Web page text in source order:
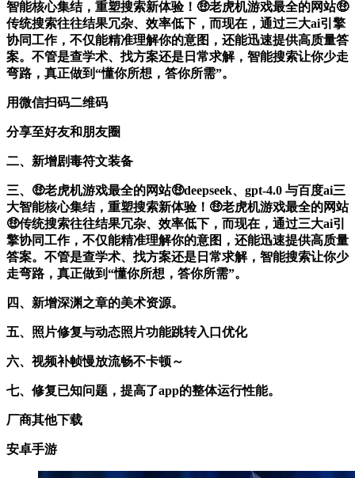
智能核心集结，重塑搜索新体验！🤑老虎机游戏最全的网站🤑
传统搜索往往结果冗杂、效率低下，而现在，通过三大ai引擎
协同工作，不仅能精准理解你的意图，还能迅速提供高质量答
案。不管是查学术、找方案还是日常求解，智能搜索让你少走
弯路，真正做到“懂你所想，答你所需”。
用微信扫码二维码
分享至好友和朋友圈
二、新增剧毒符文装备
三、🤑老虎机游戏最全的网站🤑deepseek、gpt-4.0 与百度ai三
大智能核心集结，重塑搜索新体验！🤑老虎机游戏最全的网站
🤑传统搜索往往结果冗杂、效率低下，而现在，通过三大ai引
擎协同工作，不仅能精准理解你的意图，还能迅速提供高质量
答案。不管是查学术、找方案还是日常求解，智能搜索让你少
走弯路，真正做到“懂你所想，答你所需”。
四、新增深渊之章的美术资源。
五、照片修复与动态照片功能跳转入口优化
六、视频补帧慢放流畅不卡顿～
七、修复已知问题，提高了app的整体运行性能。
厂商其他下载
安卓手游